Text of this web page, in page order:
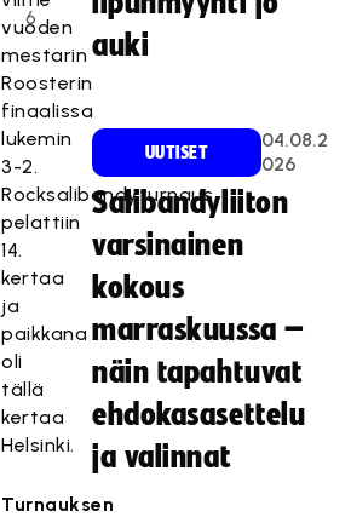
6
vuoden
mestarin
Roosterin
finaalissa
lukemin
3-2.
Rocksalibandyturnaus
pelattiin
14.
kertaa
ja
paikkana
oli
tällä
kertaa
Helsinki.
Turnauksen
auki
UUTISET
04.08.2
026
Salibandyliiton
varsinainen
kokous
marraskuussa –
näin tapahtuvat
ehdokasasettelu
ja valinnat